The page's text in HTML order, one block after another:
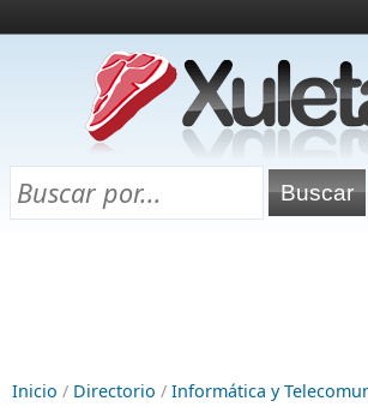
¿Qué es esto?
Directorio
Chuletas para exámenes
Inicio / Directorio / Informática y